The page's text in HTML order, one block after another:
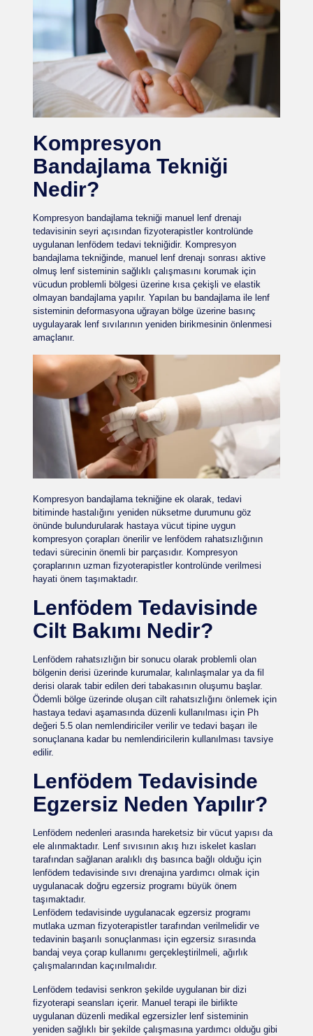
Kompresyon
Bandajlama Tekniği
Nedir?
Kompresyon bandajlama tekniği manuel lenf drenajı
tedavisinin seyri açısından fizyoterapistler kontrolünde
uygulanan lenfödem tedavi tekniğidir. Kompresyon
bandajlama tekniğinde, manuel lenf drenajı sonrası aktive
olmuş lenf sisteminin sağlıklı çalışmasını korumak için
vücudun problemli bölgesi üzerine kısa çekişli ve elastik
olmayan bandajlama yapılır. Yapılan bu bandajlama ile lenf
sisteminin deformasyona uğrayan bölge üzerine basınç
uygulayarak lenf sıvılarının yeniden birikmesinin önlenmesi
amaçlanır.
Kompresyon bandajlama tekniğine ek olarak, tedavi
bitiminde hastalığını yeniden nüksetme durumunu göz
önünde bulundurularak hastaya vücut tipine uygun
kompresyon çorapları önerilir ve lenfödem rahatsızlığının
tedavi sürecinin önemli bir parçasıdır. Kompresyon
çoraplarının uzman fizyoterapistler kontrolünde verilmesi
hayati önem taşımaktadır.
Lenfödem Tedavisinde
Cilt Bakımı Nedir?
Lenfödem rahatsızlığın bir sonucu olarak problemli olan
bölgenin derisi üzerinde kurumalar, kalınlaşmalar ya da fil
derisi olarak tabir edilen deri tabakasının oluşumu başlar.
Ödemli bölge üzerinde oluşan cilt rahatsızlığını önlemek için
hastaya tedavi aşamasında düzenli kullanılması için Ph
değeri 5.5 olan nemlendiriciler verilir ve tedavi başarı ile
sonuçlanana kadar bu nemlendiricilerin kullanılması tavsiye
edilir.
Lenfödem Tedavisinde
Egzersiz Neden Yapılır?
Lenfödem nedenleri arasında hareketsiz bir vücut yapısı da
ele alınmaktadır. Lenf sıvısının akış hızı iskelet kasları
tarafından sağlanan aralıklı dış basınca bağlı olduğu için
lenfödem tedavisinde sıvı drenajına yardımcı olmak için
uygulanacak doğru egzersiz programı büyük önem
taşımaktadır.
Lenfödem tedavisinde uygulanacak egzersiz programı
mutlaka uzman fizyoterapistler tarafından verilmelidir ve
tedavinin başarılı sonuçlanması için egzersiz sırasında
bandaj veya çorap kullanımı gerçekleştirilmeli, ağırlık
çalışmalarından kaçınılmalıdır.
Lenfödem tedavisi senkron şekilde uygulanan bir dizi
fizyoterapi seansları içerir. Manuel terapi ile birlikte
uygulanan düzenli medikal egzersizler lenf sisteminin
yeniden sağlıklı bir şekilde çalışmasına yardımcı olduğu gibi